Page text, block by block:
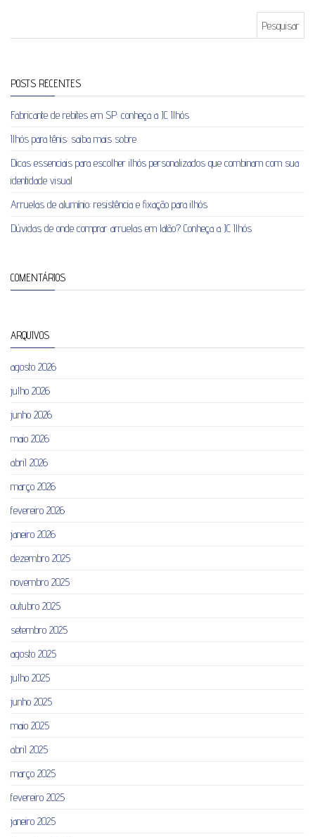
POSTS RECENTES
Fabricante de rebites em SP: conheça a JC Ilhós
Ilhós para tênis: saiba mais sobre
Dicas essenciais para escolher ilhós personalizados que combinam com sua
identidade visual
Arruelas de alumínio: resistência e fixação para ilhós
Dúvidas de onde comprar arruelas em latão? Conheça a JC Ilhós
COMENTÁRIOS
ARQUIVOS
agosto 2026
julho 2026
junho 2026
maio 2026
abril 2026
março 2026
fevereiro 2026
janeiro 2026
dezembro 2025
novembro 2025
outubro 2025
setembro 2025
agosto 2025
julho 2025
junho 2025
maio 2025
abril 2025
março 2025
fevereiro 2025
janeiro 2025